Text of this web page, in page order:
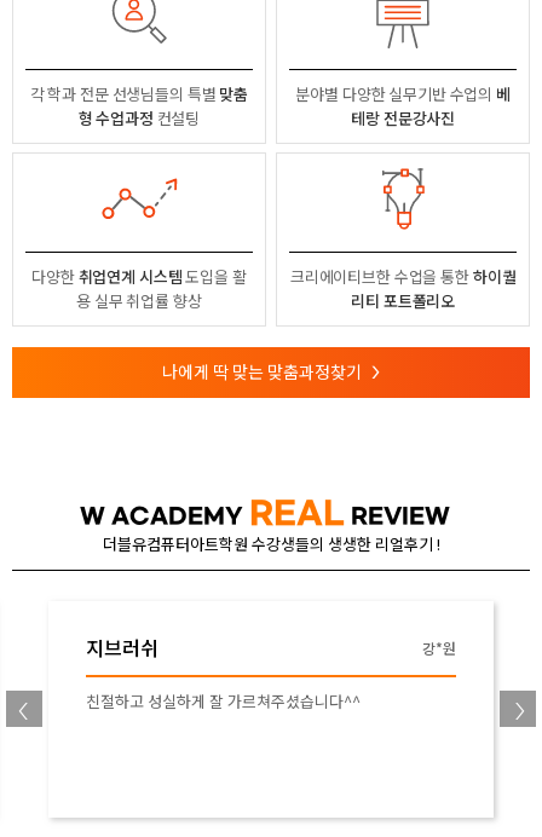
각 학과 전문 선생님들의 특별 맞춤
형 수업과정 컨설팅
분야별 다양한 실무기반 수업의 베
테랑 전문강사진
다양한취업연계 시스템도입을 활
용실무 취업률 향상
크리에이티브한 수업을 통한하이퀄
리티 포트폴리오
나에게 딱 맞는 맞춤과정찾기 >
W ACADEMY REAL REVIEW
더블유컴퓨터아트학원 수강생들의 생생한 리얼후기 !
드로잉/디지털드로잉 안*진
초기에 배웠을 때 보다 이론적인 부분은 좀 더 자세히 알게